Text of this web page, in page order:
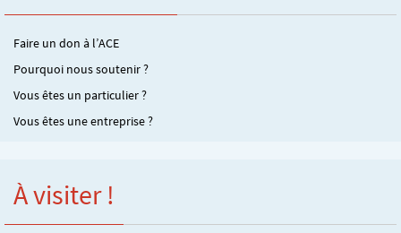
Faire un don à l’ACE
Pourquoi nous soutenir ?
Vous êtes un particulier ?
Vous êtes une entreprise ?
À visiter !